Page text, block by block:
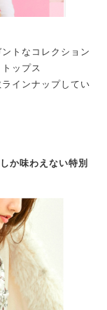
トなコレクション
ップス
インナップしてい
味わえない特別